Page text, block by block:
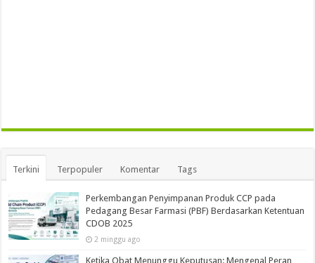
Terkini Terpopuler Komentar Tags
Perkembangan Penyimpanan Produk CCP pada
Pedagang Besar Farmasi (PBF) Berdasarkan Ketentuan
CDOB 2025
2 minggu ago
Ketika Obat Menunggu Keputusan: Mengenal Peran